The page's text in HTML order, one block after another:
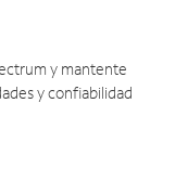
y mantente
y confiabilidad